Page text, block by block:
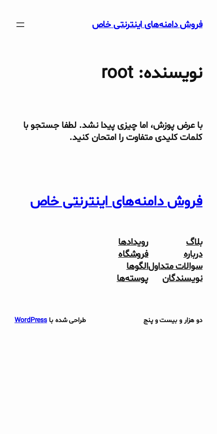
محتوافروش دامنه‌های اینترنتی خاص
نویسنده:root
با عرض پوزش، اما چیزی پیدا نشد. لطفا جستجو با
کلمات کلیدی متفاوت را امتحان کنید.
فروش دامنه‌های اینترنتی خاص
بلاگ
درباره
سوالات متداول
نویسندگان
رویدادها
فروشگاه
الگوها
پوسته‌ها
دو هزار و بیست و پنج طراحی شده باWordPress